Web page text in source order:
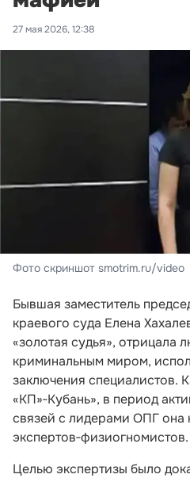
27 мая 2026, 12:38
Фото скриншот smotrim.ru/video
Бывшая заместитель
краевого суда Елена
«золотая судья», отрицала
криминальным миром,
заключения специалистов.
«КП»‑Кубань», в период
связей с лидерами ОПГ она
экспертов‑физиогномистов.
Целью экспертизы было